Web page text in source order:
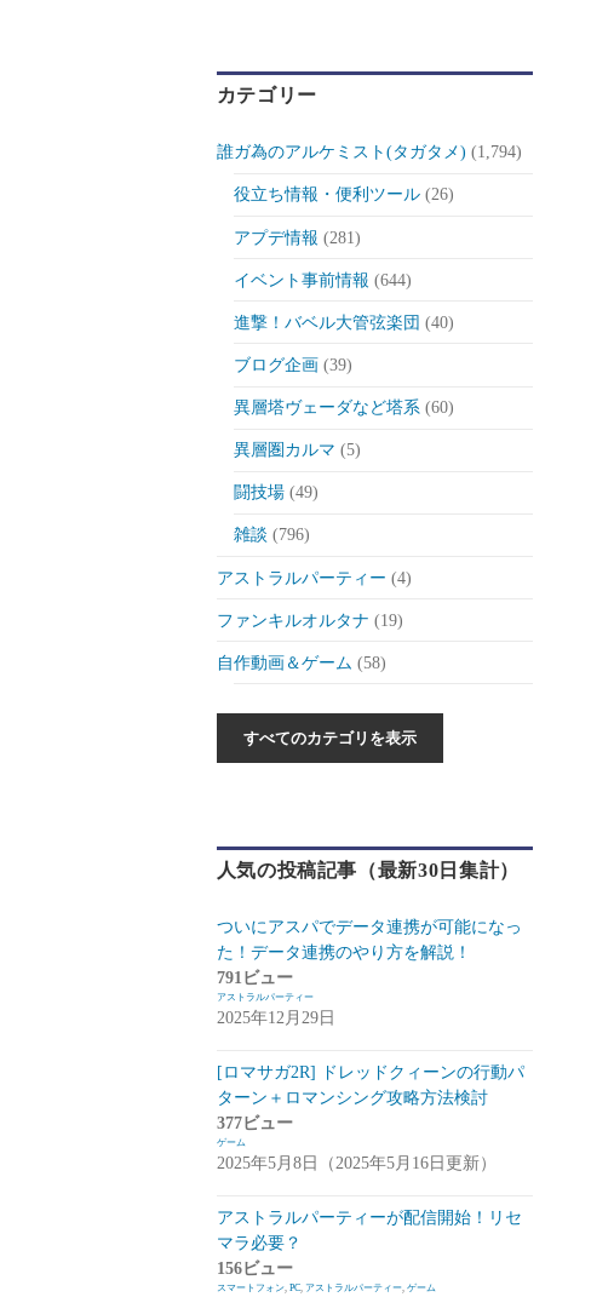
カテゴリー
誰ガ為のアルケミスト(タガタメ) (1,794)
役立ち情報・便利ツール(26)
アプデ情報 (281)
イベント事前情報 (644)
進撃！バベル大管弦楽団 (40)
ブログ企画 (39)
異層塔ヴェーダなど塔系(60)
異層圏カルマ (5)
闘技場(49)
雑談 (796)
アストラルパーティー (4)
ファンキルオルタナ (19)
自作動画＆ゲーム (58)
自作ゲーム紹介 (6)
ゲーム(175)
スマートフォン(94)
PC (7)
お知らせ(6)
コンパイル (9)
姫プタワー
攻略 (9)
雑談・感想(2)
リーグ・オブ・ワンダーランド(リグワ
ン)(20)
人気の投稿記事（最新30日集計）
ついにアスパでデータ連携が可能になっ
た！データ連携のやり方を解説！
791ビュー
アストラルパーティー
2025年12月29日
[ロマサガ2R] ドレッドクィーンの行動パ
ターン＋ロマンシング攻略方法検討
377ビュー
ゲーム
2025年5月8日（2025年5月16日更新）
アストラルパーティーが配信開始！リセ
マラ必要？
156ビュー
スマートフォン, PC, アストラルパーティー, ゲーム